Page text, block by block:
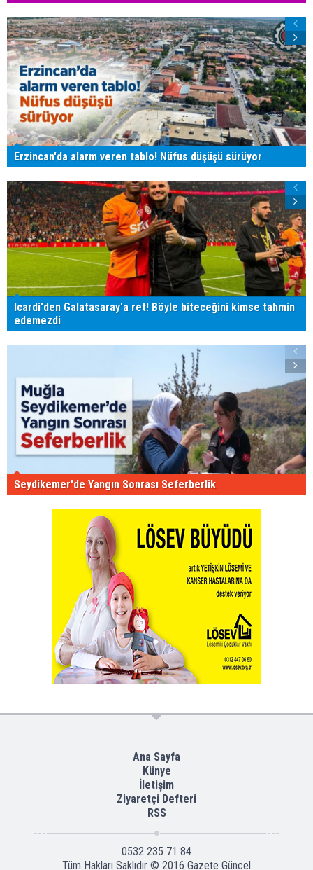
Erzincan'da alarm veren tablo! Nüfus düşüşü sürüyor
Icardi'den Galatasaray'a ret! Böyle biteceğini kimse tahmin
edemezdi
Seydikemer'de Yangın Sonrası Seferberlik
Ana Sayfa
Künye
İletişim
Ziyaretçi Defteri
RSS
0532 235 71 84
Tüm Hakları Saklıdır © 2016 Gazete Güncel